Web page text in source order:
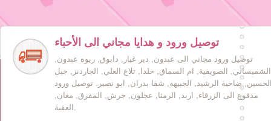
توصيل ورود و هدايا مجاني الى الأحباء
توصيل ورود مجاني الى عبدون, دير غبار, دابوق, ربوه عبدون,
الشميساني, الصويفية, ام السماق, خلدا, تلاع العلي, الجاردنز, جبل
ضاحية الرشيد, الجبيهه, شفا بدران, ابو نصير. توصيل ورود
مدفوع الى الزرقاء, اربد, الرمثا, عجلون, جرش, المفرق, معان,